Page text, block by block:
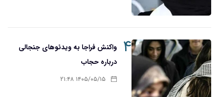
۴
واکنش فراجا به ویدئوهای جنجالی
درباره حجاب
۱۴۰۵/۰۵/۱۵ ۲۱:۴۸